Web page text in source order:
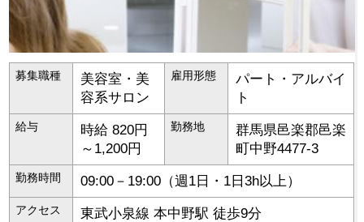
募集職種
美容室・美
容系サロン
雇用形態
パート・アルバイ
ト
給与
時給 820円
～1,200円
勤務地 群馬県邑楽郡邑楽
町中野4477-3
勤務時間 09:00－19:00（週1日・1日3h以上）
アクセス
東武小泉線 本中野駅 徒歩9分